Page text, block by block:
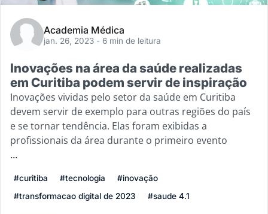
Academia Médica
jan. 26, 2023 - 6 min de leitura
Inovações na área da saúde realizadas
em Curitiba podem servir de inspiração
Inovações vividas pelo setor da saúde em Curitiba
devem servir de exemplo para outras regiões do país
e se tornar tendência. Elas foram exibidas a
profissionais da área durante o primeiro evento
...
#curitiba #tecnologia
#inovação
#transformacao digital de 2023
#saude 4.1